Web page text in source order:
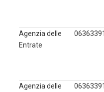
Agenzia delle
Entrate
Agenzia delle